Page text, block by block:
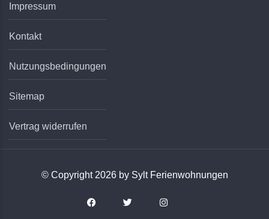
Impressum
Kontakt
Nutzungsbedingungen
Sitemap
Vertrag widerrufen
© Copyright 2026 by Sylt Ferienwohnungen